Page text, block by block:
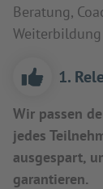
Beratung,
1.
Wir passen
jedes
ausgespart,
garantieren.